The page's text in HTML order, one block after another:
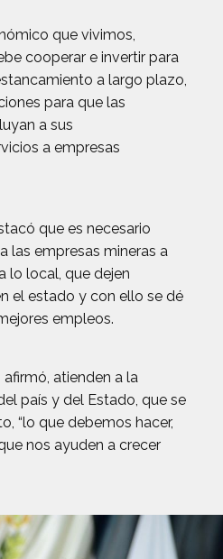
que vivimos,
cooperar e invertir para
a largo plazo,
para que las
a sus
a empresas
que es necesario
las empresas mineras a
lo local, que dejen
el estado y con ello se dé
empleos.
atienden a la
país y del Estado, que se
“lo que debemos hacer,
nos ayuden a crecer